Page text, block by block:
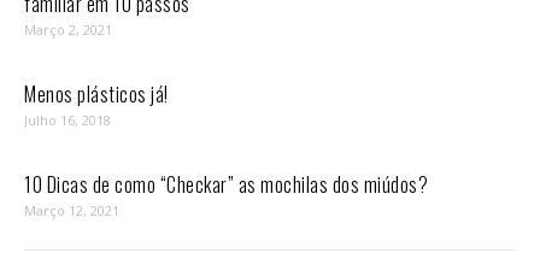
Março 2, 2021
Menos plásticos já!
Julho 16, 2018
10 Dicas de como “Checkar” as mochilas dos miúdos?
Março 12, 2021